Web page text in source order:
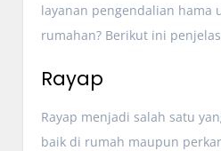
layanan pengendalian hama
rumahan? Berikut ini
Rayap
Rayap menjadi salah satu
baik di rumah maupun